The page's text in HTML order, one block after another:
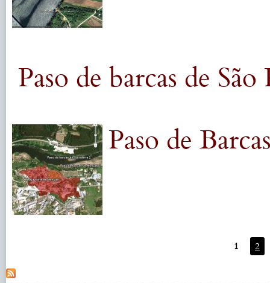
Paso de barcas de
Paso de
1 2